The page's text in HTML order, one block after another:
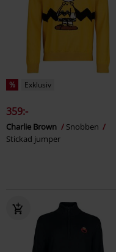
% Exklusiv
359:-
Charlie Brown
Snobben
Stickad jumper